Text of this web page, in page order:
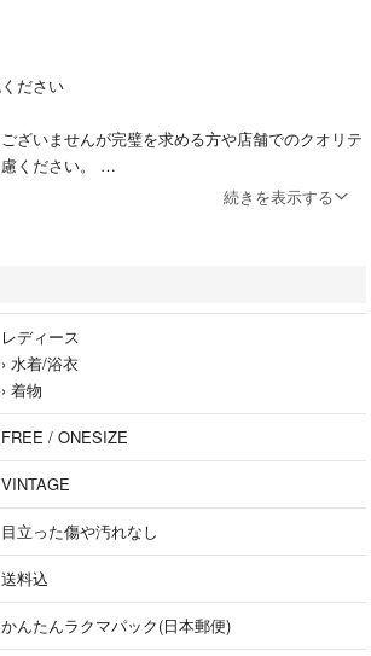
ださい
ざいませんが完璧を求める方や店舗でのクオリテ
ください。
っては少し色が違って見える場合がございま
ダン
柄 #鮮やか #お祭り #華やか #和 #和装 #日本
#着付け #可愛い #卒業式 #髪飾り #振袖 #アン
こ #帯締 #和装 #七五三 #小物 #帯揚げ #結婚式 #
礼装用 #帯締め #ママ振袖 #レトロ #昭和レトロ #
#丹後 #ちりめん #花火大会 #浴衣 #結び帯 #夏
続きを表示する
レディース
› 水着/浴衣
› 着物
FREE / ONESIZE
VINTAGE
目立った傷や汚れなし
送料込
かんたんラクマパック(日本郵便)